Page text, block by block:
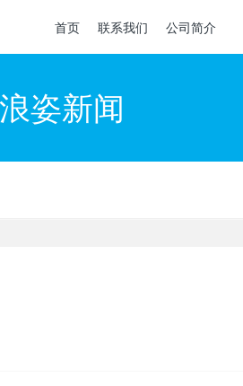
首页 联系我们 公司简介
浪姿新闻